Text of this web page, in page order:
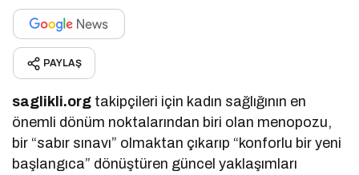
PAYLAŞ
saglikli.org takipçileri için kadın sağlığının en
önemli dönüm noktalarından biri olan menopozu,
bir “sabır sınavı” olmaktan çıkarıp “konforlu bir yeni
başlangıca” dönüştüren güncel yaklaşımları